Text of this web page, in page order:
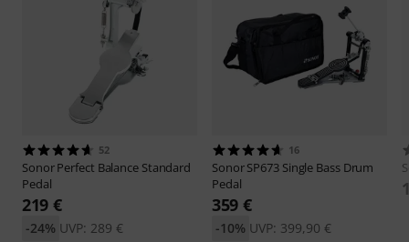
52
SonorPerfect Balance Standard
Pedal
219 €
UVP: 289 €
-24%
16
SonorSP673 Single Bass Drum
Pedal
359 €
UVP: 399,90 €
-10%